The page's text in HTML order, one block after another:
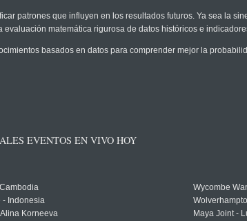
patrones que influyen en los resultados futuros. Ya sea la
matemática rigurosa de datos históricos e
basados en datos para comprender mejor la
EVENTOS EN VIVO HOY
- Indonesia
Alina Korneeva
Wycombe
Maya Joint -